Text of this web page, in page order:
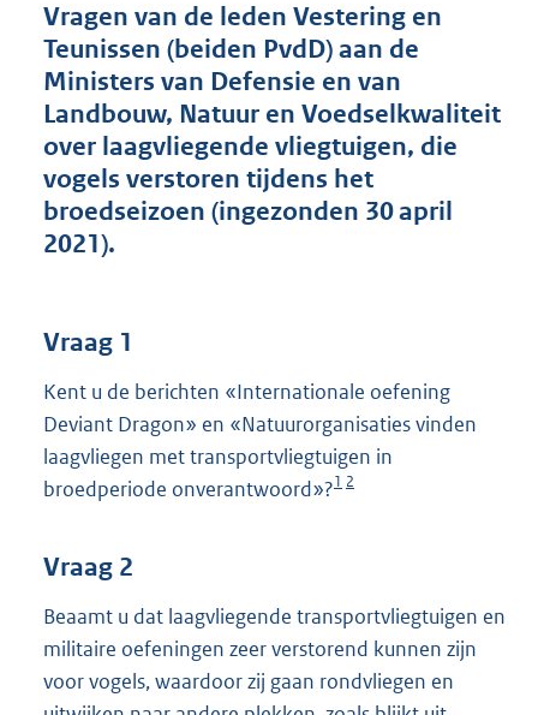
d
s
g
r
o
t
t
Vragen van de leden Vestering en
Teunissen (beiden PvdD) aan de
Ministers van Defensie en van
Landbouw, Natuur en Voedselkwaliteit
over laagvliegende vliegtuigen, die
vogels verstoren tijdens het
broedseizoen (ingezonden 30 april
2021).
Vraag 1
Kent u de berichten «Internationale oefening
Deviant Dragon» en «Natuurorganisaties vinden
laagvliegen met transportvliegtuigen in
broedperiode onverantwoord»?1 2
Vraag 2
Beaamt u dat laagvliegende transportvliegtuigen en
militaire oefeningen zeer verstorend kunnen zijn
voor vogels, waardoor zij gaan rondvliegen en